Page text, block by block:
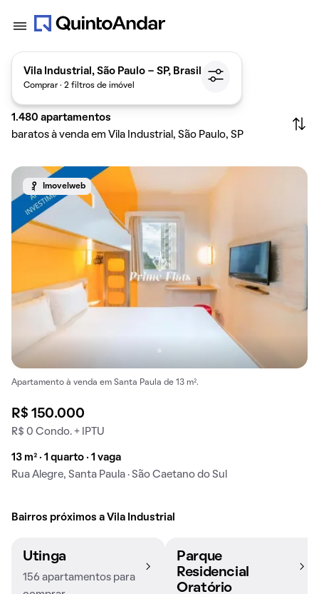
Vila Industrial, São Paulo - SP, Brasil
Comprar · 2 filtros de imóvel
1.480 apartamentos
baratos à venda em Vila Industrial, São Paulo, SP
Imovelweb
Apartamento à venda em Santa Paula de 13 m².
R$ 150.000
R$ 0 Condo. + IPTU
13 m² · 1 quarto · 1 vaga
Rua Alegre, Santa Paula · São Caetano do Sul
Bairros próximos a Vila Industrial
Utinga
156 apartamentos para
Parque
Residencial
Oratório